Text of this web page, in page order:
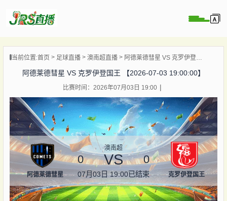
播
像
讯
直播
当前位置:首页 足球直播 澳南超直播 阿德莱德彗星 VS 克罗伊登国王 【2026-07-03 19:00:00】
阿德莱德彗星 VS 克罗伊登国王 【2026-07-03 19:00:00】
比赛时间：2026年07月03日 19:00
阿德莱德彗星
澳南超
0 VS 0
07月03日 19:00已结束 克罗伊登国王